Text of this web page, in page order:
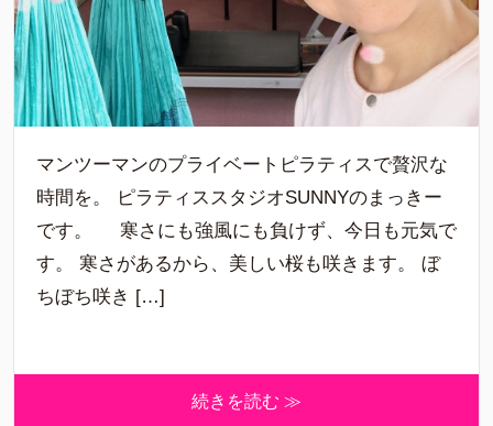
マンツーマンのプライベートピラティスで贅沢な
時間を。 ピラティススタジオSUNNYのまっきー
です。 寒さにも強風にも負けず、今日も元気で
す。 寒さがあるから、美しい桜も咲きます。 ぼ
ちぼち咲き […]
続きを読む ≫